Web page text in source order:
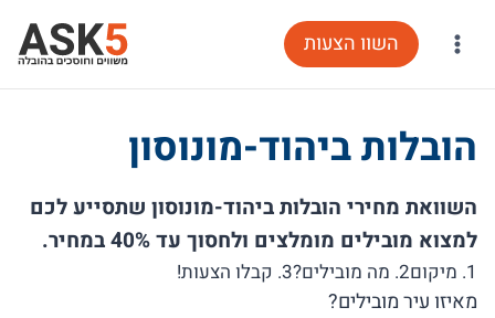
השוו הצעות
הובלות ביהוד-מונוסון
השוואת מחירי הובלות ביהוד-מונוסון שתסייע לכם
למצוא מובילים מומלצים ולחסוך עד 40% במחיר.
1. מיקום 2. מה מובילים? 3. קבלו הצעות!
מאיזו עיר מובילים?